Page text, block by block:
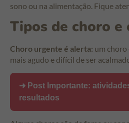
sono ou na alimentação. Fique
Tipos de choro e
Choro urgente é alerta: um
mais agudo e difícil de ser
➜ Post Importante:
resultados